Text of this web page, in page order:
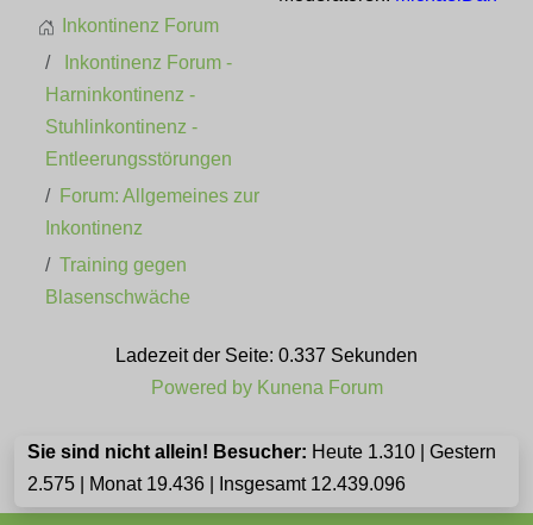
Inkontinenz Forum
Inkontinenz Forum -
Harninkontinenz -
Stuhlinkontinenz -
Entleerungsstörungen
Forum: Allgemeines zur
Inkontinenz
Training gegen
Blasenschwäche
Ladezeit der Seite: 0.337 Sekunden
Powered by Kunena Forum
Sie sind nicht allein! Besucher: Heute 1.310 | Gestern
2.575 | Monat 19.436 | Insgesamt 12.439.096